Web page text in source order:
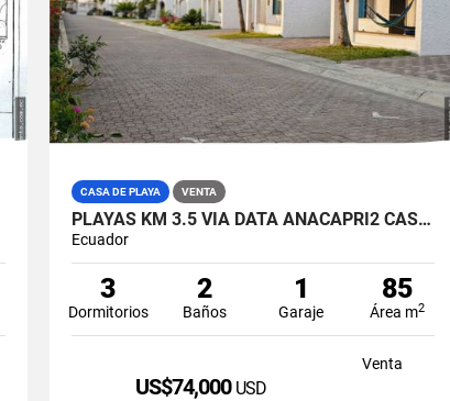
CASA DE PLAYA VENTA
PLAYAS KM 3.5 VIA DATA ANACAPRI2 CASA AMABLADA EN VENTA
Ecuador
3
Dormitorios
2
Baños
1
Garaje
85
Área m2
Venta
US$74,000 USD